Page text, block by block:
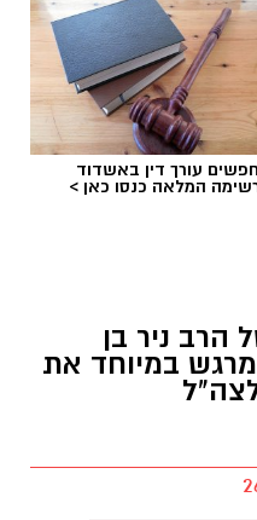
נשמח שתשתפו
עורך דין באשדוד
המלאה כנסו כאן >
הרב ניר בן
במיוחד את